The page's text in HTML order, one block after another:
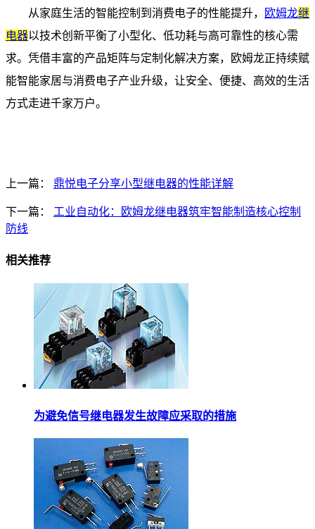
从家庭生活的智能控制到消费电子的性能提升， 欧姆龙继
电器以技术创新平衡了小型化、低功耗与高可靠性的核心需
求。凭借丰富的产品矩阵与定制化解决方案，欧姆龙正持续赋
能智能家居与消费电子产业升级，让安全、便捷、高效的生活
方式走进千家万户。
上一篇： 鼎悦电子分享小型继电器的性能详解
下一篇：
工业自动化：欧姆龙继电器筑牢智能制造核心控制
防线
相关推荐
为避免信号继电器发生故障应采取的措施